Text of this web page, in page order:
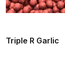
Triple R Garlic